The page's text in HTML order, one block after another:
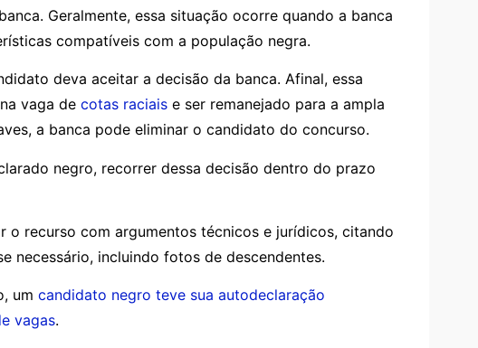
Geralmente, essa situação ocorre quando a banca
compatíveis com a população negra.
deva aceitar a decisão da banca. Afinal, essa
vaga de cotas raciais e ser remanejado para a ampla
a banca pode eliminar o candidato do concurso.
negro, recorrer dessa decisão dentro do prazo
o recurso com argumentos técnicos e jurídicos, citando
necessário, incluindo fotos de descendentes.
um candidato negro teve sua autodeclaração
vagas.